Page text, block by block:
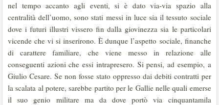
nel tempo accanto agli eventi, si è dato via-via spazio alla
centralità dell’uomo, sono stati messi in luce sia il tessuto sociale
dove i futuri illustri vissero fin dalla giovinezza sia le particolari
vicende che vi si inserirono. È dunque l’aspetto sociale, finanche
di carattere familiare, che viene messo in relazione alle
conseguenti azioni che essi intrapresero. Si pensi, ad esempio, a
Giulio Cesare. Se non fosse stato oppresso dai debiti contratti per
la scalata al potere, sarebbe partito per le Gallie nelle quali emerse
il suo genio militare ma da dove portò via cinquantamila